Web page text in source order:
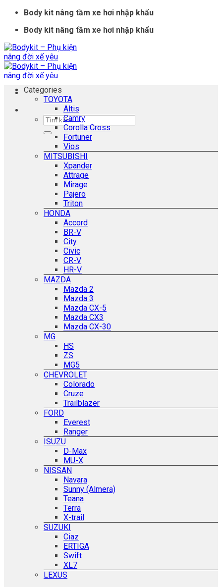
Skip
content
Body kit nâng tầm xe hơi nhập khẩu
Body kit nâng tầm xe hơi nhập khẩu
Tìm
kiếm:
Categories
TOYOTA
Altis
Camry
Corolla Cross
Fortuner
Vios
MITSUBISHI
Xpander
Attrage
Mirage
Pajero
Triton
HONDA
Accord
BR-V
City
Civic
CR-V
HR-V
MAZDA
Mazda 2
Mazda 3
Mazda CX-5
Mazda CX3
Mazda CX-30
MG
HS
ZS
MG5
CHEVROLET
Colorado
Cruze
Trailblazer
FORD
Everest
Ranger
ISUZU
D-Max
MU-X
NISSAN
Navara
Sunny (Almera)
Teana
Terra
X-trail
SUZUKI
Ciaz
ERTIGA
Swift
XL7
LEXUS